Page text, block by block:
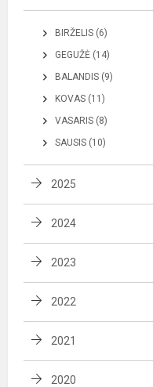
BIRŽELIS (6)
GEGUŽĖ (14)
BALANDIS (9)
KOVAS (11)
VASARIS (8)
SAUSIS (10)
2025
2024
2023
2022
2021
2020